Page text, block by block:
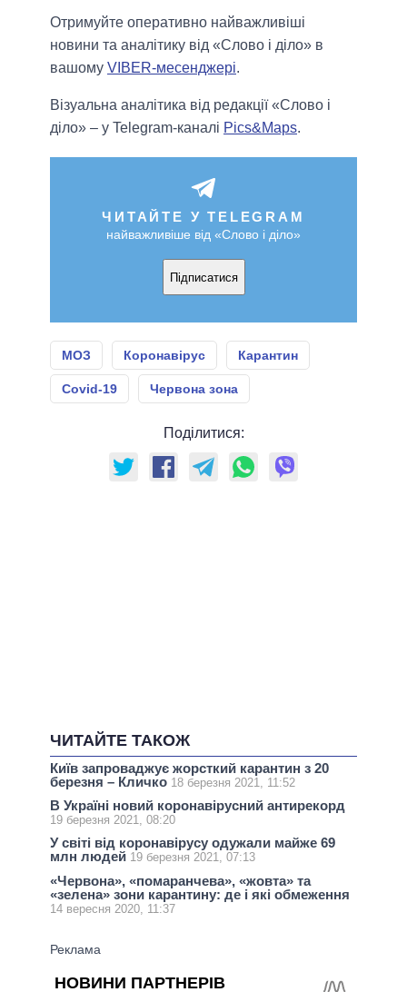
Отримуйте оперативно найважливіші
новини та аналітику від «Слово і діло» в
вашому VIBER-месенджері.
Візуальна аналітика від редакції «Слово і
діло» – у Telegram-каналі Pics&Maps.
ЧИТАЙТЕ У TELEGRAM
найважливіше від «Слово і діло»
Підписатися
МОЗ Коронавірус Карантин
Covid-19 Червона зона
Поділитися:
ЧИТАЙТЕ ТАКОЖ
Київ запроваджує жорсткий карантин з 20
березня – Кличко 18 березня 2021, 11:52
В Україні новий коронавірусний антирекорд
19 березня 2021, 08:20
У світі від коронавірусу одужали майже 69
млн людей 19 березня 2021, 07:13
«Червона», «помаранчева», «жовта» та
«зелена» зони карантину: де і які обмеження
14 вересня 2020, 11:37